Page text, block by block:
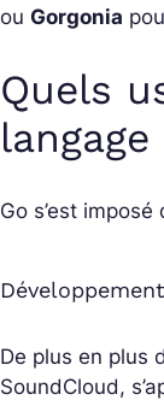
ou Gorgonia
Quels
langage
Go s’est
De plus en plus
SoundCloud,